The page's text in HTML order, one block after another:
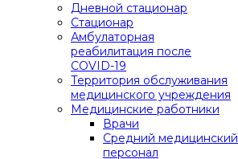
Дневной стационар
Стационар
Амбулаторная
реабилитация после
COVID-19
Территория обслуживания
медицинского учреждения
Медицинские работники
Врачи
Средний медицинский
персонал